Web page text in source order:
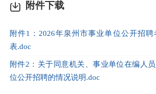
附件下载
附件1：2026年泉州市事业单位公开招
表.doc
附件2：关于同意机关、事业单位在编人
位公开招聘的情况说明.doc